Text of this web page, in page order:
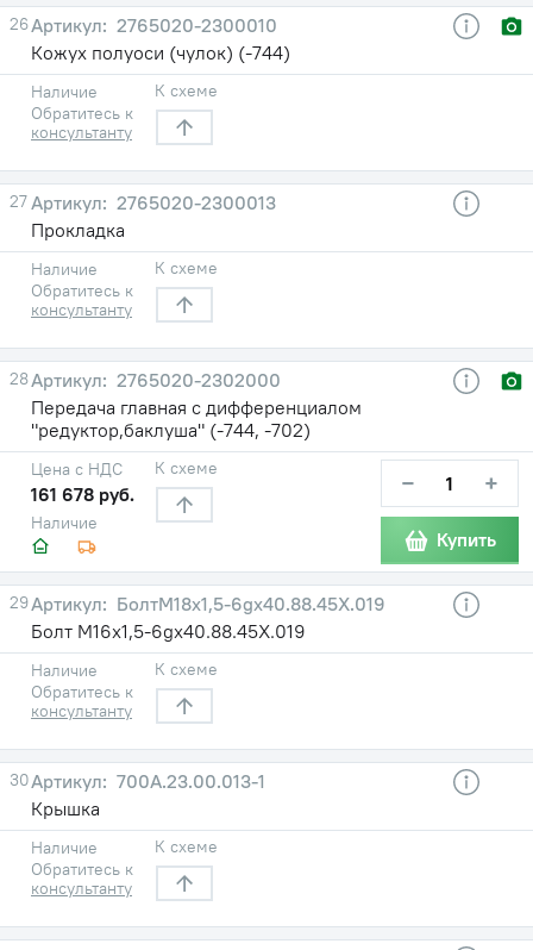
26
2765020-2300010
Кожух полуоси (чулок) (-744)
Наличие
Обратитесь к
консультанту
К схеме
27
2765020-2300013
Прокладка
Наличие
Обратитесь к
консультанту
К схеме
28
2765020-2302000
Передача главная с дифференциалом
"редуктор,баклуша" (-744, -702)
Наличие
Цена с НДС
161 678 руб.
К схеме − +
Купить
29
БолтМ18х1,5-6gх40.88.45Х.019
Болт М16х1,5-6gх40.88.45Х.019
Наличие
Обратитесь к
консультанту
К схеме
30
700А.23.00.013-1
Крышка
Наличие
Обратитесь к
консультанту
К схеме